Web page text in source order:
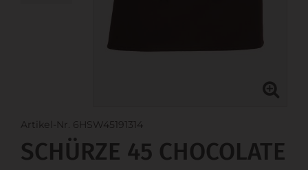
Artikel-Nr. 6HSW45191314
SCHÜRZE 45 CHOCOLATE